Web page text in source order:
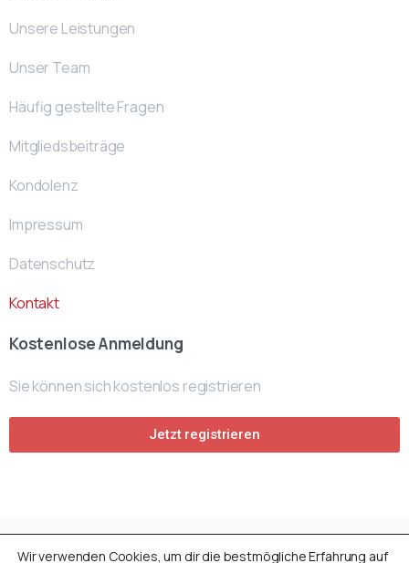
Unsere Leistungen
Unser Team
Häufig gestellte Fragen
Mitgliedsbeiträge
Kondolenz
Impressum
Datenschutz
Kontakt
Kostenlose Anmeldung
Sie können sich kostenlos registrieren
Jetzt registrieren
Avusturya Cenaze FonubyACF- Team© All rights
Wir verwenden Cookies, um dir die bestmögliche Erfahrung auf